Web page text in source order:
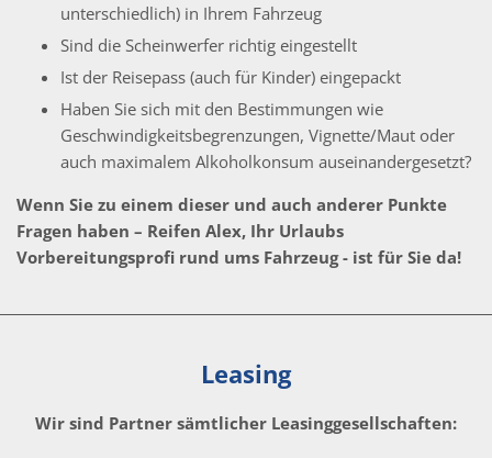
unterschiedlich) in Ihrem Fahrzeug
Sind die Scheinwerfer richtig eingestellt
Ist der Reisepass (auch für Kinder) eingepackt
Haben Sie sich mit den Bestimmungen wie
Geschwindigkeitsbegrenzungen, Vignette/Maut oder
auch maximalem Alkoholkonsum auseinandergesetzt?
Wenn Sie zu einem dieser und auch anderer Punkte
Fragen haben – Reifen Alex, Ihr Urlaubs
Vorbereitungsprofi rund ums Fahrzeug - ist für Sie da!
Leasing
Wir sind Partner sämtlicher Leasinggesellschaften: